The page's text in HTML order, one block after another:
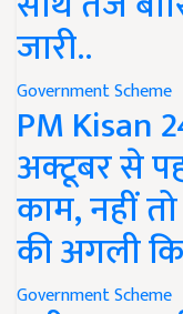
जारी..
Government Scheme
PM Kisan
अक्टूबर से
काम, नहीं
की अगली
Government Scheme